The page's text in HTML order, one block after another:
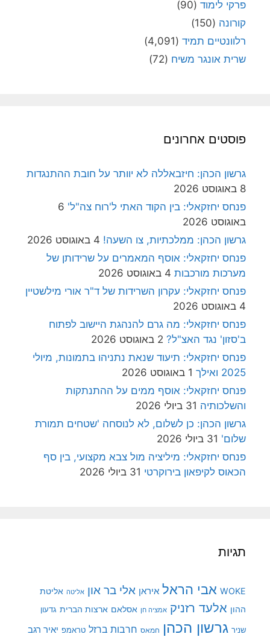
פרקי לימוד (90)
קורונה (150)
רלוונטיים תמיד (4,091)
שרית אונגר משיח (72)
פוסטים אחרונים
גרשון הכהן: חיזבאללה לא יוותר על חובת ההתנגדות
8 באוגוסט 2026
פנחס יחזקאלי: בין הקוד האתי ל'רוח צה"ל' 6
באוגוסט 2026
גרשון הכהן: ממלכתיות, צו השעה! 4 באוגוסט 2026
פנחס יחזקאלי: אוסף המאמרים על שרידותן של
מערכות מורכבות 4 באוגוסט 2026
פנחס יחזקאלי: עקרון השרידות של ד"ר אורי מילשטיין
4 באוגוסט 2026
פנחס יחזקאלי: מה גרם להנהגת היישוב לפתוח
ב'סזון' נגד האצ"ל? 2 באוגוסט 2026
פנחס יחזקאלי: תיעוד שנאת נתניהו בתמונות, מיולי
2025 ואילך
1 באוגוסט 2026
פנחס יחזקאלי: אוסף ממים על ההתנתקות
והשלכותיה 31 ביולי 2026
גרשון הכהן: כן לשלום, לא לנוסחה 'שטחים תמורת
שלום' 31 ביולי 2026
פנחס יחזקאלי: מיליציה מול צבא מקצועי, בין סף
הכאוס לקיפאון בירוקרטי 31 ביולי 2026
תגיות
WOKE אבי הראל איראן אלי בר און אליטה אליטת
ההון אלעד רזניק אמציה חן אסלאם ארצות הברית גדעון
שניר גרשון הכהן חמאס חרבות ברזל טראמפ יאיר רגב